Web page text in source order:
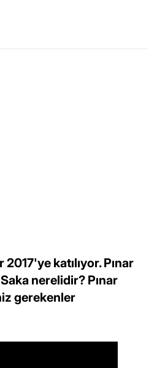
katılıyor. Pınar
nerelidir? Pınar
gerekenler